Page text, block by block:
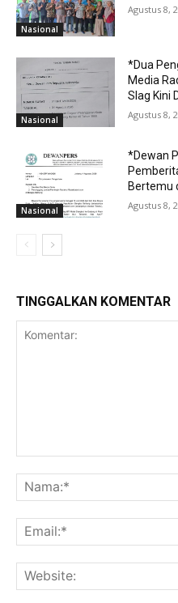
Nasional
Agustus 8,
Nasional
*Dua
Media
Slag Kini
Agustus 8,
Nasional
*Dewan
Bertemu
Agustus 8,
TINGGALKAN KOMENTAR